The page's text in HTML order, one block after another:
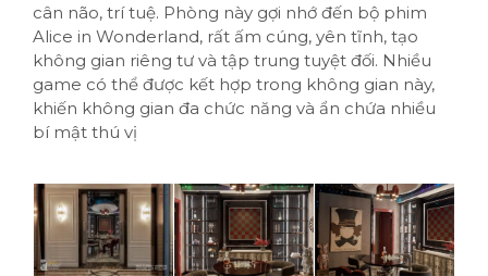
cân não, trí tuệ. Phòng này gợi nhớ đến bộ phim
Alice in Wonderland, rất ấm cúng, yên tĩnh, tạo
không gian riêng tư và tập trung tuyệt đối. Nhiều
game có thể được kết hợp trong không gian này,
khiến không gian đa chức năng và ẩn chứa nhiều
bí mật thú vị